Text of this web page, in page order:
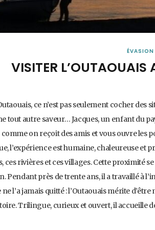
ÉVASION
VISITER L’OUTAOUAIS
ce n’est pas seulement cocher des
tout autre saveur… Jacques, un enfant du
on reçoit des amis et vous ouvre les
l’expérience est humaine, chaleureuse et
ces rivières et ces villages. Cette proximité
Pendant près de trente ans, il a travaillé à
l’a jamais quitté : l’Outaouais mérite
Trilingue, curieux et ouvert, il accueille